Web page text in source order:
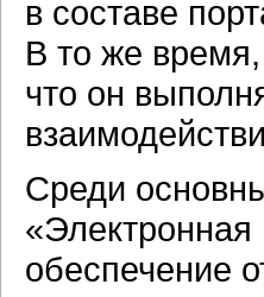
в составе
В то же
что он
Среди
обеспечение